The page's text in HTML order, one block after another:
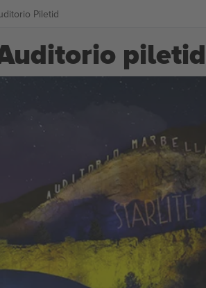
Piletid
piletid